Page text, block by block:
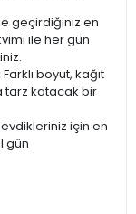
geçirdiğiniz en
ile her gün
Farklı boyut, kağıt
tarz katacak bir
için en
gün